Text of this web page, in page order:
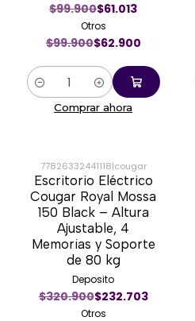
$99.900$61.013
Otros
$99.900$62.900
Cantidad
Comprar ahora
-25%
77826332441118|cougar
Escritorio Eléctrico
Cougar Royal Mossa
150 Black – Altura
Ajustable, 4
Memorias y Soporte
de 80 kg
Deposito
$320.900$232.703
Otros